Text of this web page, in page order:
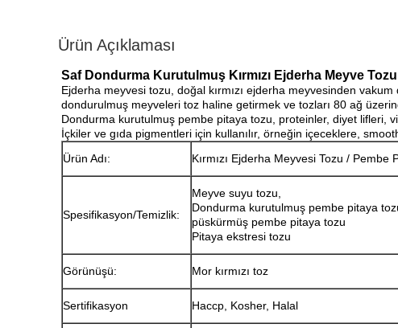
Ürün Açıklaması
Saf Dondurma Kurutulmuş Kırmızı Ejderha Meyve
Ejderha meyvesi tozu, doğal kırmızı ejderha meyvesinden
dondurulmuş meyveleri toz haline getirmek ve tozları 80 ağ
Dondurma kurutulmuş pembe pitaya tozu, proteinler, diyet lifleri,
İçkiler ve gıda pigmentleri için kullanılır, örneğin içeceklere,
Ürün Adı:
Kırmızı Ejderha Meyvesi Tozu / Pembe
Spesifikasyon/Temizlik:
Meyve suyu tozu,
Dondurma kurutulmuş pembe pitaya
püskürmüş pembe pitaya tozu
Pitaya ekstresi tozu
Görünüşü: Mor kırmızı toz
Sertifikasyon Haccp, Kosher, Halal